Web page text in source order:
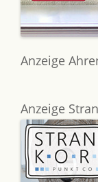
Anzeige
Anzeige